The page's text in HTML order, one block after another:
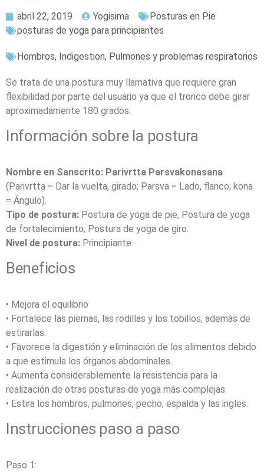
abril 22, 2019 Yogisima
Posturas en Pie
posturas de yoga para principiantes
Hombros, Indigestion, Pulmones y problemas respiratorios
Se trata de una postura muy llamativa que requiere gran
flexibilidad por parte del usuario ya que el tronco debe girar
aproximadamente 180 grados.
Información sobre la postura
Nombre en Sanscrito: Parivrtta Parsvakonasana
(Parivrtta = Dar la vuelta, girado; Parsva = Lado, flanco; kona
= Ángulo).
Tipo de postura: Postura de yoga de pie, Postura de yoga
de fortalecimiento, Postura de yoga de giro.
Nivel de postura: Principiante.
Beneficios
• Mejora el equilibrio
• Fortalece las piernas, las rodillas y los tobillos, además de
estirarlas.
• Favorece la digestión y eliminación de los alimentos debido
a que estimula los órganos abdominales.
• Aumenta considerablemente la resistencia para la
realización de otras posturas de yoga más complejas.
• Estira los hombros, pulmones, pecho, espalda y las ingles.
Instrucciones paso a paso
Paso 1: